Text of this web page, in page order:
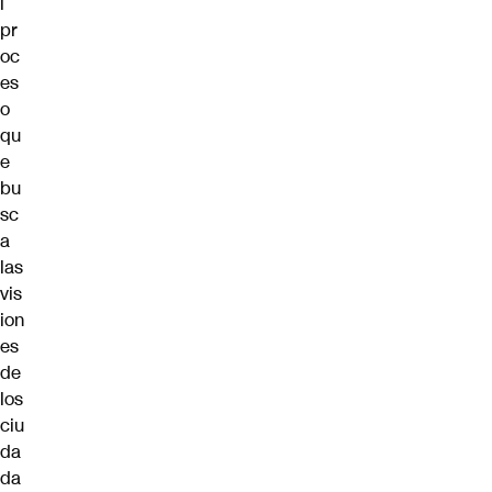
pr
oc
es
o
qu
e
bu
sc
a
las
vis
ion
es
de
los
ciu
da
da